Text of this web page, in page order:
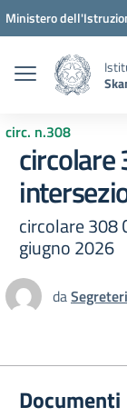
Vai ai contenuti
Vai al menu di
Vai al footer
Ministero
circ. n.308
circolare
circolare 308
giugno 2026
da
Documenti